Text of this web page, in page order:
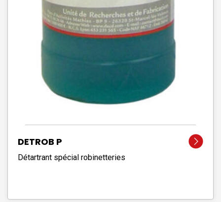
DETROB P
Détartrant spécial robinetteries